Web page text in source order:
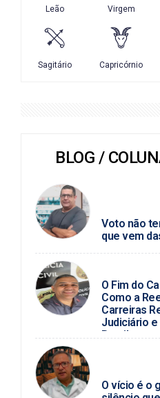
BLOG /
Voto não
que vem
O Fim do
Como a
Carreiras
Judiciário e
Brasil
O vício é o